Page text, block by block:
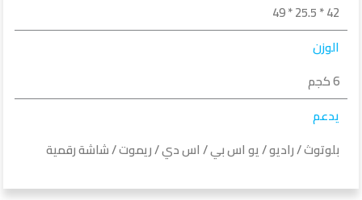
42 * 25.5 * 49
الوزن
6 كجم
يدعم
بلوتوث / راديو / يو اس بي / اس دي / ريموت / شاشة رقمية